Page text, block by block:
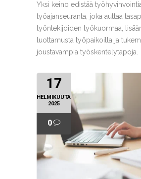
Yksi keino edistää
työajanseuranta, joka auttaa
työntekijöiden työkuormaa,
luottamusta työpaikoilla ja
joustavampia työskentelytapoja.
17
HELMIKUUTA
2025
0